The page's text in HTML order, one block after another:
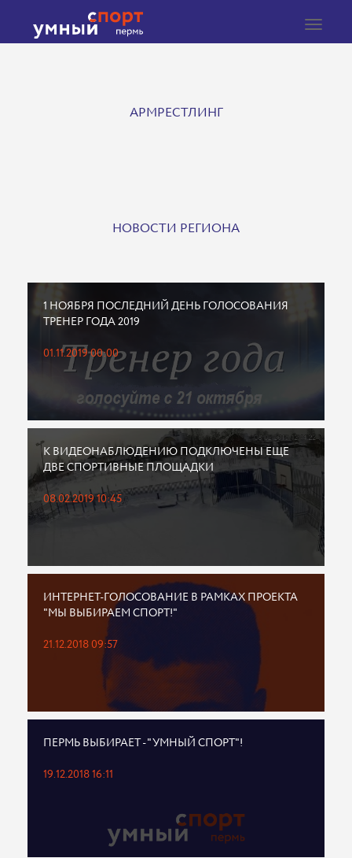
Toggle
АРМРЕСТЛИНГ
НОВОСТИ РЕГИОНА
1 НОЯБРЯ ПОСЛЕДНИЙ ДЕНЬ ГОЛОСОВАНИЯ
ТРЕНЕР ГОДА 2019
01.11.2019 00:00
К ВИДЕОНАБЛЮДЕНИЮ ПОДКЛЮЧЕНЫ ЕЩЕ
ДВЕ СПОРТИВНЫЕ ПЛОЩАДКИ
08.02.2019 10:45
ИНТЕРНЕТ-ГОЛОСОВАНИЕ В РАМКАХ ПРОЕКТА
"МЫ ВЫБИРАЕМ СПОРТ!"
21.12.2018 09:57
ПЕРМЬ ВЫБИРАЕТ - "УМНЫЙ СПОРТ"!
19.12.2018 16:11